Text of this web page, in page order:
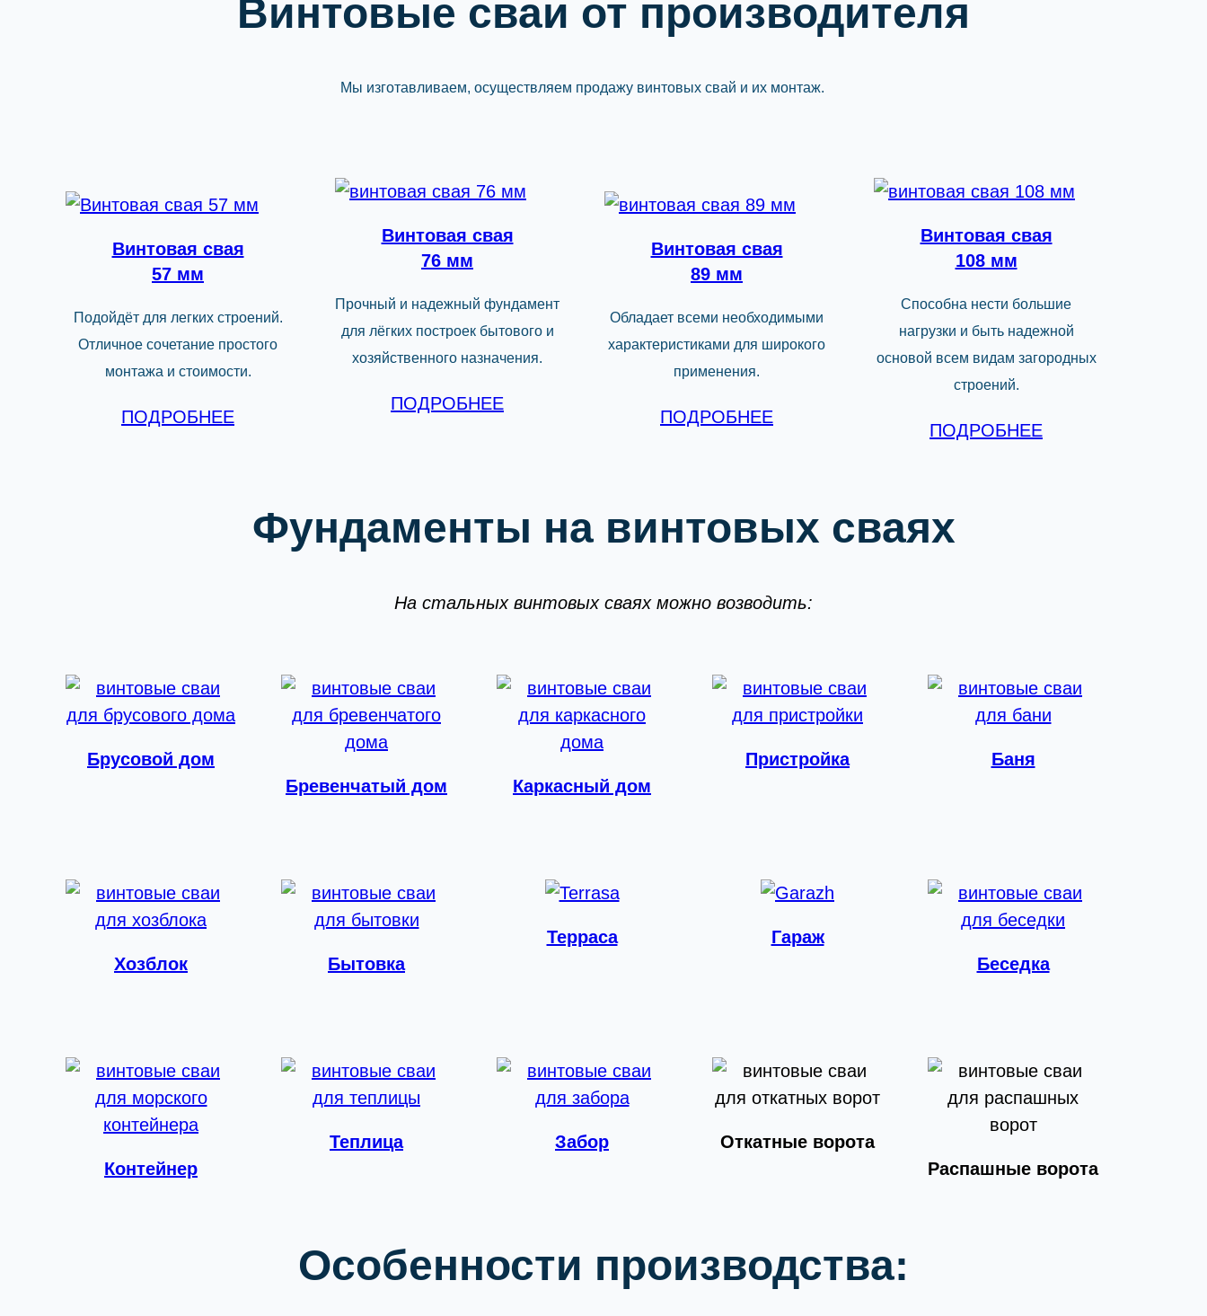
Винтовые сваи от производителя
Мы изготавливаем, осуществляем продажу винтовых свай и их монтаж.
Винтовая свая
57 мм
Подойдёт для легких строений.
Отличное сочетание простого
монтажа и стоимости.
ПОДРОБНЕЕ
Винтовая свая
76 мм
Прочный и надежный фундамент
для лёгких построек бытового и
хозяйственного назначения.
ПОДРОБНЕЕ
Винтовая свая
89 мм
Обладает всеми необходимыми
характеристиками для широкого
применения.
ПОДРОБНЕЕ
Винтовая свая
108 мм
Способна нести большие
нагрузки и быть надежной
основой всем видам загородных
строений.
ПОДРОБНЕЕ
Фундаменты на винтовых сваях
На стальных винтовых сваях можно возводить:
Брусовой дом
Бревенчатый дом
Каркасный дом
Пристройка Баня
Хозблок Бытовка
Терраса
Гараж
Беседка
Контейнер
Теплица Забор
Откатные ворота
Распашные ворота
Особенности производства: